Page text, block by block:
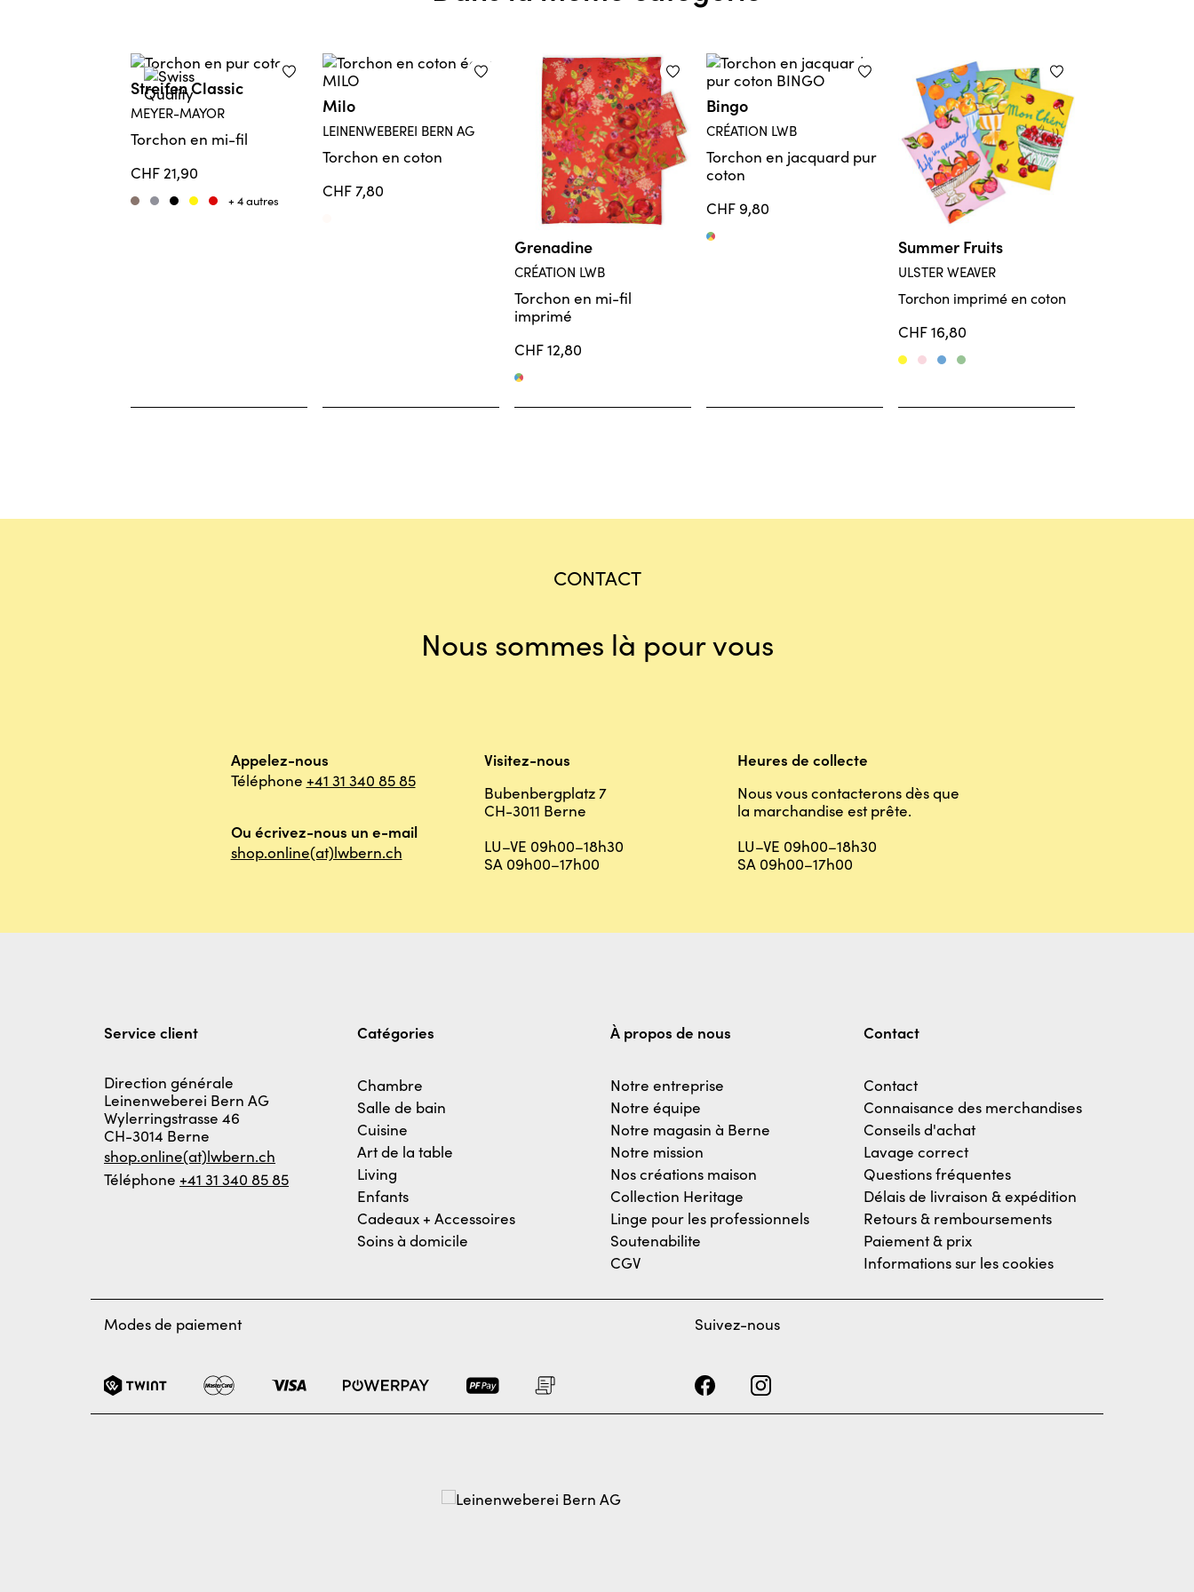
Streifen Classic
MEYER-MAYOR
Torchon en mi-fil
CHF 21,90
TaupeGrauSchwarz
GelbRot
+ 4 autres
Milo
LEINENWEBEREI BERN AG
Torchon en coton
CHF 7,80
Grenadine
CRÉATION LWB
Torchon en mi-fil
imprimé
CHF 12,80
Bingo
CRÉATION LWB
Torchon en jacquard pur
coton
CHF 9,80
Summer Fruits
ULSTER WEAVER
Torchon imprimé en coton
CHF 16,80
GialloHellrosa
Mare
CONTACT
Nous sommes là pour vous
Appelez-nous
Téléphone +41 31 340 85 85
Ou écrivez-nous un e-mail
shop.online(at)lwbern.ch
Visitez-nous
Bubenbergplatz 7
CH-3011 Berne
LU–VE 09h00–18h30
SA 09h00–17h00
Heures de collecte
Nous vous contacterons dès que
la marchandise est prête.
LU–VE 09h00–18h30
SA 09h00–17h00
Service client
Direction générale
Leinenweberei Bern AG
Wylerringstrasse 46
CH-3014 Berne
shop.online(at)lwbern.ch
Téléphone +41 31 340 85 85
Catégories
Chambre
Salle de bain
Cuisine
Art de la table
Living
Enfants
Cadeaux + Accessoires
Soins à domicile
À propos de nous
Notre entreprise
Notre équipe
Notre magasin à Berne
Notre mission
Nos créations maison
Collection Heritage
Linge pour les professionnels
Soutenabilite
CGV
Contact
Contact
Connaisance des merchandises
Conseils d'achat
Lavage correct
Questions fréquentes
Délais de livraison & expédition
Retours & remboursements
Paiement & prix
Informations sur les cookies
Modes de paiement Suivez-nous